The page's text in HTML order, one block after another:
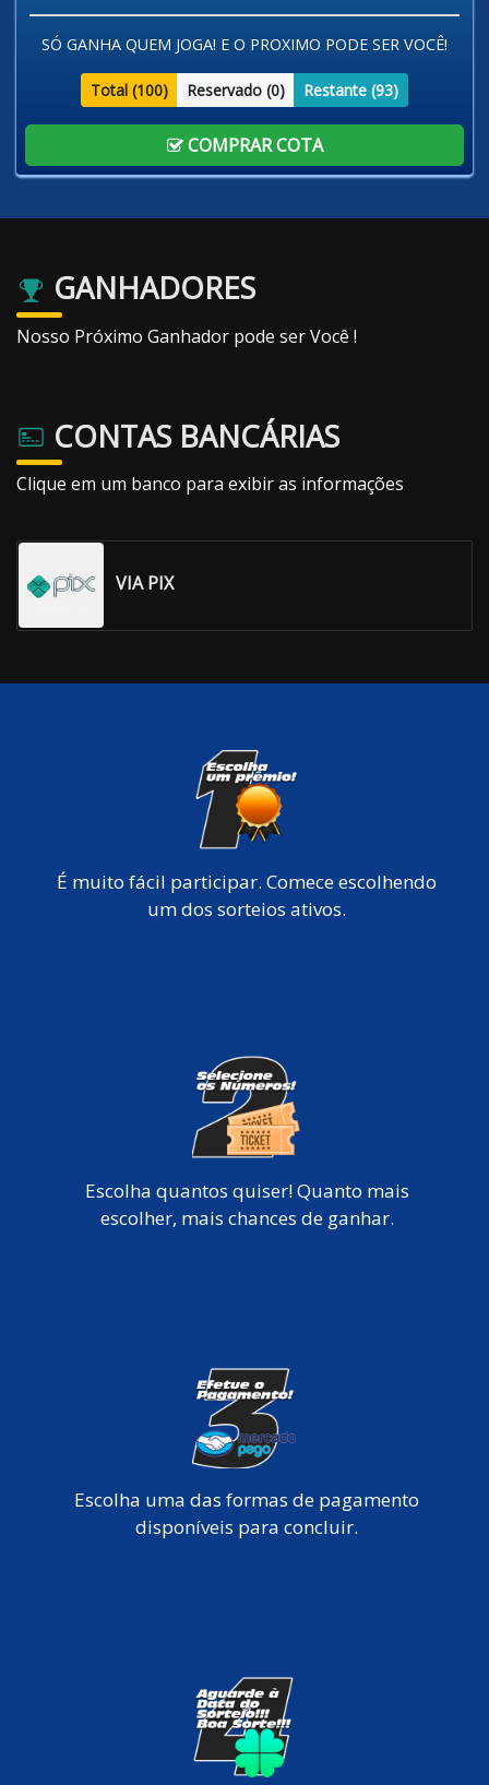
SÓ GANHA QUEM JOGA! E O PROXIMO PODE SER VOCÊ!
Total (100) Reservado (0) Restante (93)
COMPRAR COTA
GANHADORES
Nosso Próximo Ganhador pode ser Você !
CONTAS BANCÁRIAS
Clique em um banco para exibir as informações
VIA PIX
É muito fácil participar. Comece escolhendo
um dos sorteios ativos.
Escolha quantos quiser! Quanto mais
escolher, mais chances de ganhar.
Escolha uma das formas de pagamento
disponíveis para concluir.